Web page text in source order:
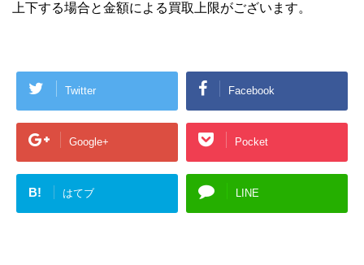
上下する場合と金額による買取上限がございます。
Twitter Facebook
Google+ Pocket
B! はてブ LINE